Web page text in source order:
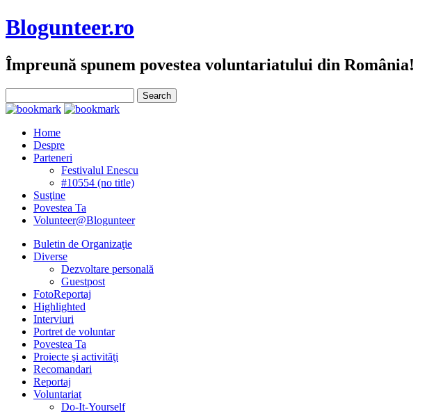
Blogunteer.ro
Împreună spunem povestea voluntariatului din România!
Home
Despre
Parteneri
Festivalul Enescu
#10554 (no title)
Susţine
Povestea Ta
Volunteer@Blogunteer
Buletin de Organizaţie
Diverse
Dezvoltare personală
Guestpost
FotoReportaj
Highlighted
Interviuri
Portret de voluntar
Povestea Ta
Proiecte şi activităţi
Recomandari
Reportaj
Voluntariat
Do-It-Yourself